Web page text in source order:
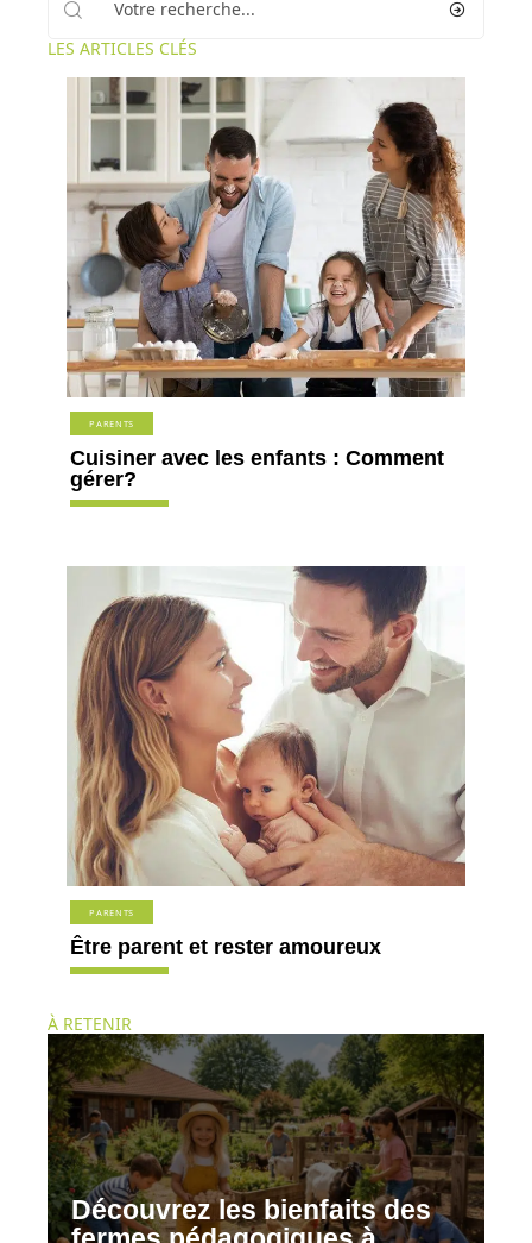
LES ARTICLES CLÉS
PARENTS
Cuisiner avec les enfants : Comment
gérer?
PARENTS
Être parent et rester amoureux
À RETENIR
Découvrez les bienfaits des